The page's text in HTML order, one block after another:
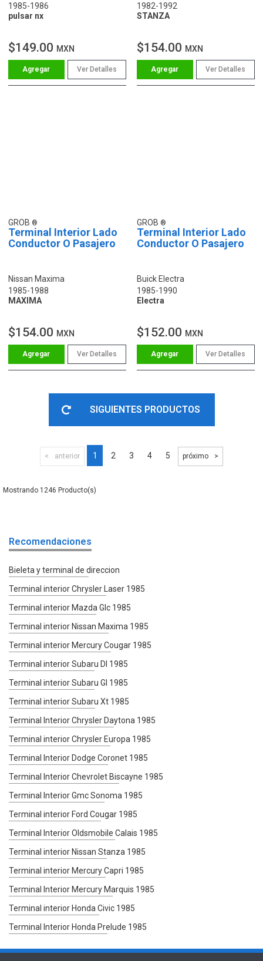
1985-1986
pulsar nx
$149.00 MXN
Ver Detalles
1982-1992
STANZA
$154.00 MXN
Ver Detalles
GROB
Terminal Interior Lado
Conductor O Pasajero
Nissan Maxima
1985-1988
MAXIMA
$154.00 MXN
Ver Detalles
GROB
Terminal Interior Lado
Conductor O Pasajero
Buick Electra
1985-1990
Electra
$152.00 MXN
Ver Detalles
SIGUIENTES PRODUCTOS
anterior 1 2 3 4 5 próximo
1246
Recomendaciones
Bieleta y terminal de direccion
Terminal interior Chrysler Laser 1985
Terminal interior Mazda Glc 1985
Terminal interior Nissan Maxima 1985
Terminal interior Mercury Cougar 1985
Terminal interior Subaru Dl 1985
Terminal interior Subaru Gl 1985
Terminal interior Subaru Xt 1985
Terminal Interior Chrysler Daytona 1985
Terminal interior Chrysler Europa 1985
Terminal Interior Dodge Coronet 1985
Terminal Interior Chevrolet Biscayne 1985
Terminal Interior Gmc Sonoma 1985
Terminal interior Ford Cougar 1985
Terminal Interior Oldsmobile Calais 1985
Terminal interior Nissan Stanza 1985
Terminal interior Mercury Capri 1985
Terminal Interior Mercury Marquis 1985
Terminal interior Honda Civic 1985
Terminal Interior Honda Prelude 1985